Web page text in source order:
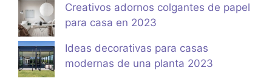
Creativos adornos colgantes de papel
para casa en 2023
Ideas decorativas para casas
modernas de una planta 2023